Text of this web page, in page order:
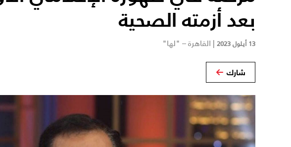
بعد أزمته الصحية
13 أيلول 2023 | القاهرة – "لها"
شارك